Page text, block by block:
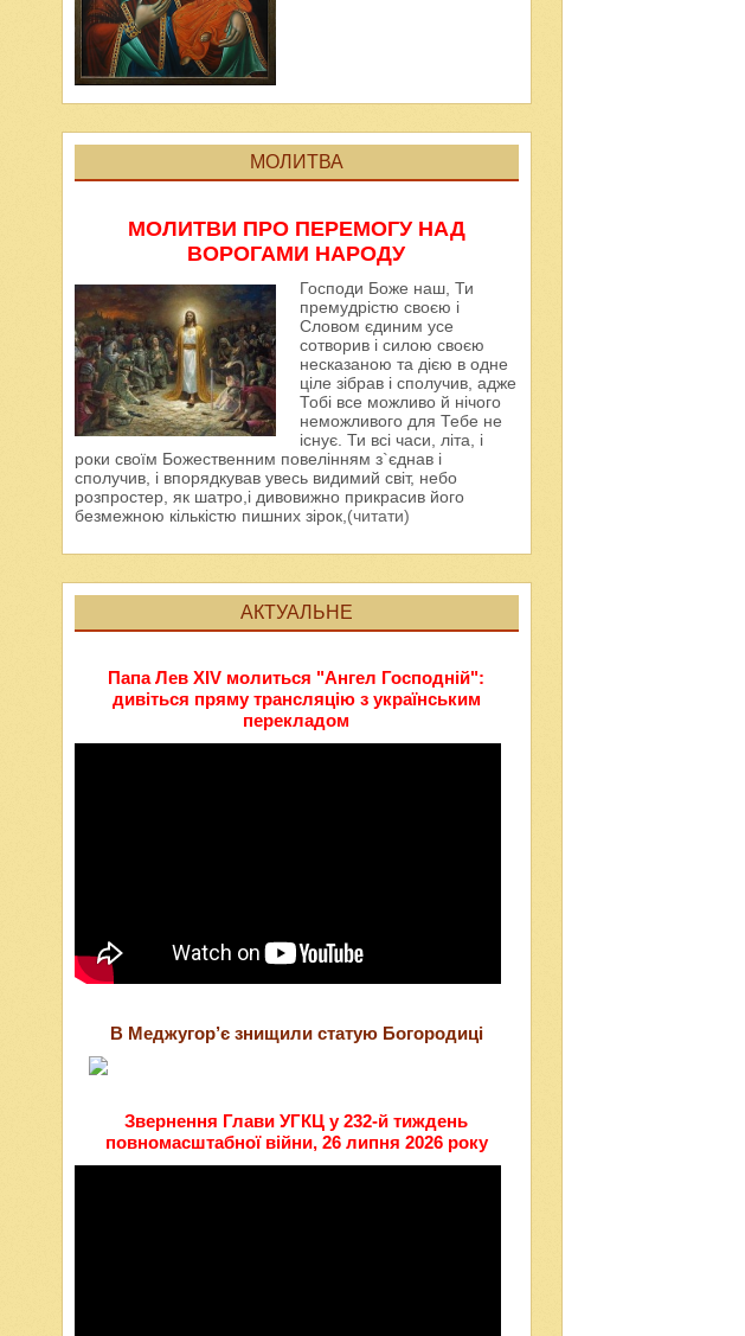
МОЛИТВА
МОЛИТВИ ПРО ПЕРЕМОГУ НАД
ВОРОГАМИ НАРОДУ
Господи Боже наш, Ти
премудрістю своєю і
Словом єдиним усе
сотворив і силою своєю
несказаною та дією в одне
ціле зібрав і сполучив, адже
Тобі все можливо й нічого
неможливого для Тебе не
існує. Ти всі часи, літа, і
роки своїм Божественним повелінням з`єднав і
сполучив, і впорядкував увесь видимий світ, небо
розпростер, як шатро,і дивовижно прикрасив його
безмежною кількістю пишних зірок, (читати)
АКТУАЛЬНЕ
Папа Лев XIV молиться "Ангел Господній":
дивіться пряму трансляцію з українським
перекладом
В Меджугор’є знищили статую Богородиці
Звернення Глави УГКЦ у 232-й тиждень
повномасштабної війни, 26 липня 2026 року